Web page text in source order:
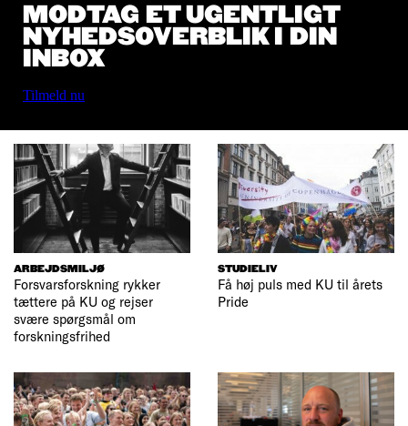
MODTAG ET UGENTLIGT
NYHEDSOVERBLIK I DIN
INBOX
Tilmeld nu
ARBEJDSMILJØ
Forsvarsforskning rykker
tættere på KU og rejser
svære spørgsmål om
forskningsfrihed
STUDIELIV
Få høj puls med KU til årets
Pride